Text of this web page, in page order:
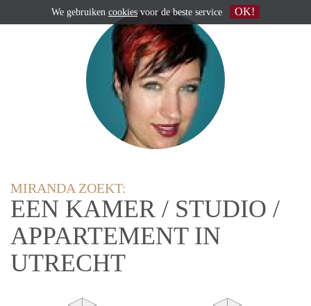
MIRANDA ZOEKT:
EEN KAMER / STUDIO /
APPARTEMENT IN
UTRECHT
We gebruiken cookiesvoor de beste service OK!